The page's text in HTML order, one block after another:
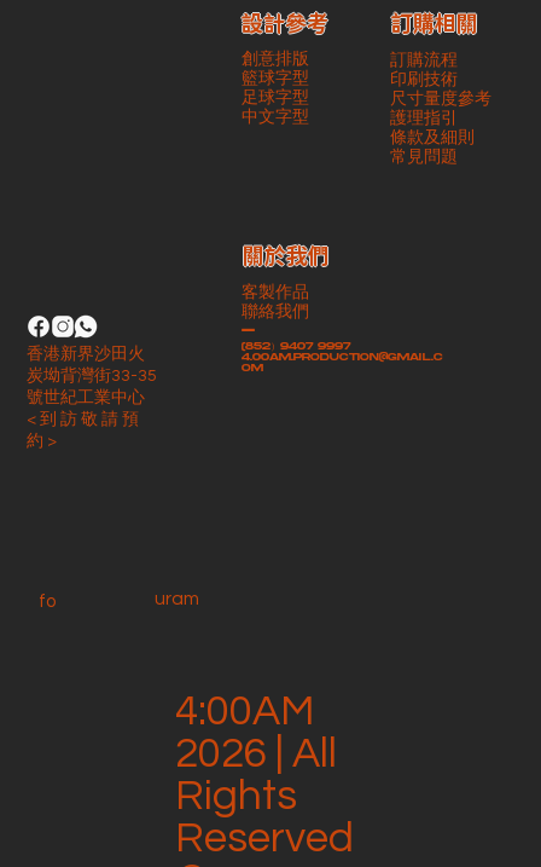
4:00AM
2026 | All
Rights
Reserved
創意排版
籃球字型
足球字型
​中文字型
設計參考
訂購流程
印刷技術
尺寸量度參考
護理指引
條款及細則
​常見問題
訂購相關
客製作品
聯絡我們
-
(852）9407 9997
4.00am.production@gmail.c
om
​關於我們
香港新界沙田火
炭坳背灣街33-35
號世紀工業中心
< 到 訪 敬 請 預
約 >
fo uram